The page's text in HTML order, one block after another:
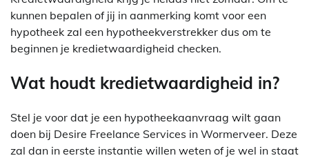
kunnen bepalen of jij in aanmerking komt voor een
hypotheek zal een hypotheekverstrekker dus om te
beginnen je kredietwaardigheid checken.
Wat houdt kredietwaardigheid in?
Stel je voor dat je een hypotheekaanvraag wilt gaan
doen bij Desire Freelance Services in Wormerveer. Deze
zal dan in eerste instantie willen weten of je wel in staat